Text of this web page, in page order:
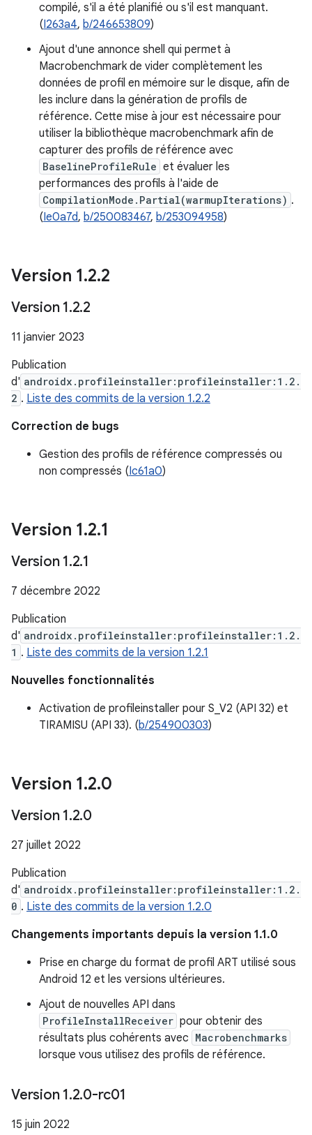
compilé, s'il a été planifié ou s'il est manquant.
(I263a4, b/246653809)
Ajout d'une annonce shell qui permet à
Macrobenchmark de vider complètement les
données de profil en mémoire sur le disque, afin de
les inclure dans la génération de profils de
référence. Cette mise à jour est nécessaire pour
utiliser la bibliothèque macrobenchmark afin de
capturer des profils de référence avec
BaselineProfileRule et évaluer les
performances des profils à l'aide de
CompilationMode.Partial(warmupIterations) .
(Ie0a7d, b/250083467, b/253094958)
Version 1.2.2
Version 1.2.2
11 janvier 2023
Publication
d' androidx.profileinstaller:profileinstaller:1.2.
2 . Liste des commits de la version 1.2.2
Correction de bugs
Gestion des profils de référence compressés ou
non compressés (Ic61a0)
Version 1.2.1
Version 1.2.1
7 décembre 2022
Publication
d' androidx.profileinstaller:profileinstaller:1.2.
1 . Liste des commits de la version 1.2.1
Nouvelles fonctionnalités
Activation de profileinstaller pour S_V2 (API 32) et
TIRAMISU (API 33). (b/254900303)
Version 1.2.0
Version 1.2.0
27 juillet 2022
Publication
d' androidx.profileinstaller:profileinstaller:1.2.
0 . Liste des commits de la version 1.2.0
Changements importants depuis la version 1.1.0
Prise en charge du format de profil ART utilisé sous
Android 12 et les versions ultérieures.
Ajout de nouvelles API dans
ProfileInstallReceiver pour obtenir des
résultats plus cohérents avec Macrobenchmarks
lorsque vous utilisez des profils de référence.
Version 1.2.0-rc01
15 juin 2022